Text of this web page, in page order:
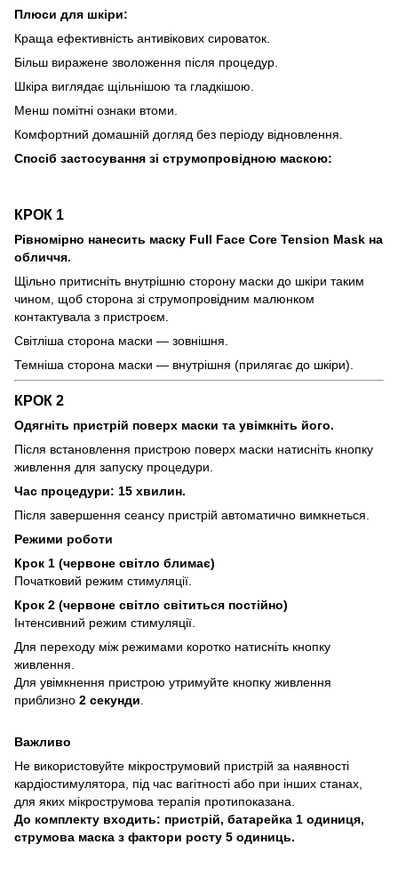
Плюси для шкіри:
Краща ефективність антивікових сироваток.
Більш виражене зволоження після процедур.
Шкіра виглядає щільнішою та гладкішою.
Менш помітні ознаки втоми.
Комфортний домашній догляд без періоду відновлення.
Спосіб застосування зі струмопровідною маскою:
КРОК 1
Рівномірно нанесить маску Full Face Core Tension Mask на
обличчя.
Щільно притисніть внутрішню сторону маски до шкіри таким
чином, щоб сторона зі струмопровідним малюнком
контактувала з пристроєм.
Світліша сторона маски — зовнішня.
Темніша сторона маски — внутрішня (прилягає до шкіри).
КРОК 2
Одягніть пристрій поверх маски та увімкніть його.
Після встановлення пристрою поверх маски натисніть кнопку
живлення для запуску процедури.
Час процедури: 15 хвилин.
Після завершення сеансу пристрій автоматично вимкнеться.
Режими роботи
Крок 1 (червоне світло блимає)
Початковий режим стимуляції.
Крок 2 (червоне світло світиться постійно)
Інтенсивний режим стимуляції.
Для переходу між режимами коротко натисніть кнопку
живлення.
Для увімкнення пристрою утримуйте кнопку живлення
приблизно 2 секунди
Важливо
Не використовуйте мікрострумовий пристрій за наявності
кардіостимулятора, під час вагітності або при інших станах,
для яких мікрострумова терапія протипоказана.
До комплекту входить: пристрій, батарейка 1 одиниця,
струмова маска з фактори росту 5 одиниць.